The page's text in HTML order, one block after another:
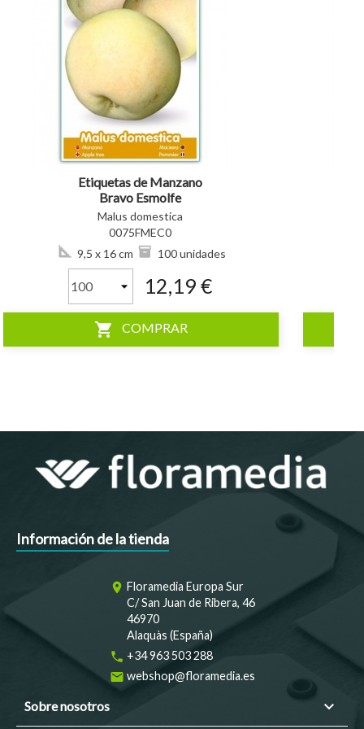
Etiquetas de Manzano
Bravo Esmolfe
Malus domestica
0075FMEC0
9,5 x 16 cm
100 unidades
12,19 €
shopping_cart COMPRAR
Información de la tienda
room Floramedia Europa Sur
C/ San Juan de Ribera, 46
46970
Alaquàs (España)
phone +34 963 503 288
email webshop@floramedia.es
Sobre nosotros 